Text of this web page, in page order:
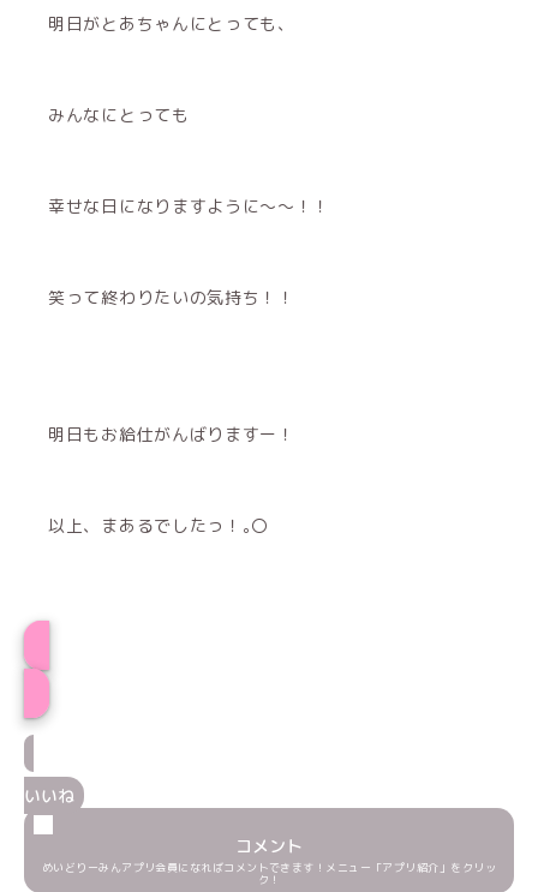
明日がとあちゃんにとっても、
みんなにとっても
幸せな日になりますように〜〜！！
笑って終わりたいの気持ち！！
明日もお給仕がんばりますー！
以上、まあるでしたっ！｡〇
いいね
コメント
めいどりーみんアプリ会員になればコメントできます！メニュー「アプリ紹介」をクリッ
ク！